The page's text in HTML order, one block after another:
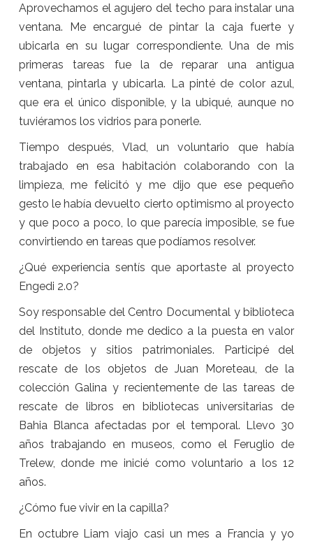
Aprovechamos el agujero del techo para instalar una
ventana. Me encargué de pintar la caja fuerte y
ubicarla en su lugar correspondiente. Una de mis
primeras tareas fue la de reparar una antigua
ventana, pintarla y ubicarla. La pinté de color azul,
que era el único disponible, y la ubiqué, aunque no
tuviéramos los vidrios para ponerle.
Tiempo después, Vlad, un voluntario que había
trabajado en esa habitación colaborando con la
limpieza, me felicitó y me dijo que ese pequeño
gesto le había devuelto cierto optimismo al proyecto
y que poco a poco, lo que parecía imposible, se fue
convirtiendo en tareas que podíamos resolver.
¿Qué experiencia sentís que aportaste al proyecto
Engedi 2.0?
Soy responsable del Centro Documental y biblioteca
del Instituto, donde me dedico a la puesta en valor
de objetos y sitios patrimoniales. Participé del
rescate de los objetos de Juan Moreteau, de la
colección Galina y recientemente de las tareas de
rescate de libros en bibliotecas universitarias de
Bahia Blanca afectadas por el temporal. Llevo 30
años trabajando en museos, como el Feruglio de
Trelew, donde me inicié como voluntario a los 12
años.
¿Cómo fue vivir en la capilla?
En octubre Liam viajo casi un mes a Francia y yo